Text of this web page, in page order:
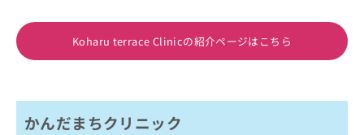
Koharu terrace Clinicの紹介ページはこちら
かんだまちクリニック